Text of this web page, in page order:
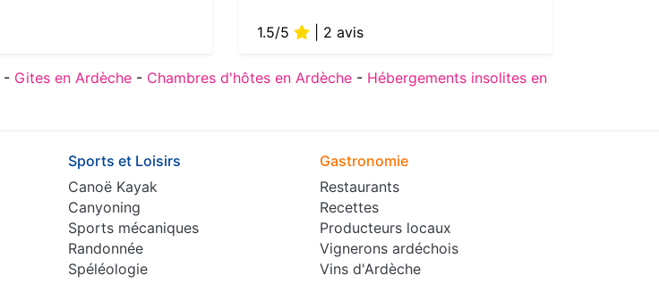
1.5/5 | 2 avis
- Gites en Ardèche - Chambres d'hôtes en Ardèche - Hébergements insolites en
Sports et Loisirs
Canoë Kayak
Canyoning
Sports mécaniques
Randonnée
Spéléologie
Gastronomie
Restaurants
Recettes
Producteurs locaux
Vignerons ardéchois
Vins d'Ardèche